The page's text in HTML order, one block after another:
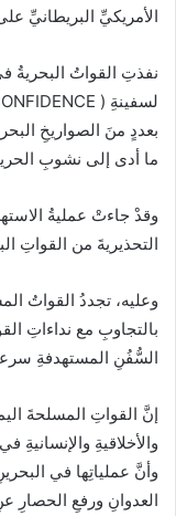
الأمريكيِّ البريطانيِّ
نفذتِ القواتُ البحريةُ
بعددٍ منَ الصواريخِ
ما أدى إلى نشوبِ
وقدْ جاءتْ عمليةُ
التحذيريةَ من القواتِ
وعليه، تجددُ القواتُ
بالتجاوبِ مع نداءاتِ
السُّفُنِ المستهدفةِ سرعةَ
إنَّ القواتِ المسلحةَ
والأخلاقيةِ
وأنَّ عملياتِها في
العدوانِ ورفعِ